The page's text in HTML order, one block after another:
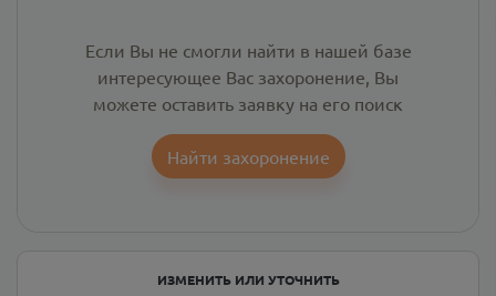
Если Вы не смогли найти в нашей базе
интересующее Вас захоронение, Вы
можете оставить заявку на его поиск
Найти захоронение
ИЗМЕНИТЬ ИЛИ УТОЧНИТЬ